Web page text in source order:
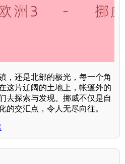
，还是北部的极光，每一个角
这片辽阔的土地上，帐篷外的
去探索与发现。挪威不仅是自
的交汇点，令人无尽向往。